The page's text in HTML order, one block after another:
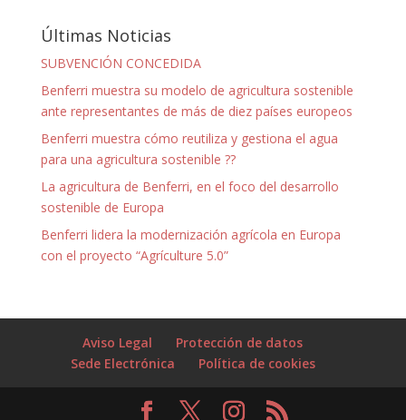
Últimas Noticias
SUBVENCIÓN CONCEDIDA
Benferri muestra su modelo de agricultura sostenible
ante representantes de más de diez países europeos
Benferri muestra cómo reutiliza y gestiona el agua
para una agricultura sostenible ??
La agricultura de Benferri, en el foco del desarrollo
sostenible de Europa
Benferri lidera la modernización agrícola en Europa
con el proyecto “Agrículture 5.0”
Aviso Legal
Protección de datos
Sede Electrónica
Política de cookies